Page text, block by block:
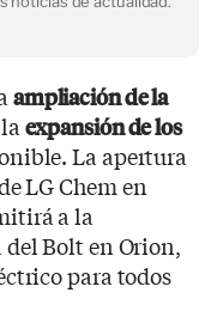
ampliación de la
expansión de los
La apertura
LG Chem en
a la
Bolt en Orion,
para todos